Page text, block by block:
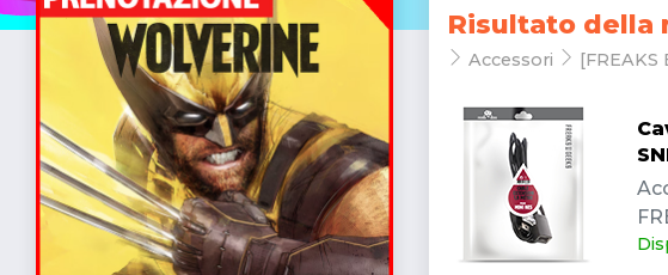
Risultato della
Accessori [FREAKS